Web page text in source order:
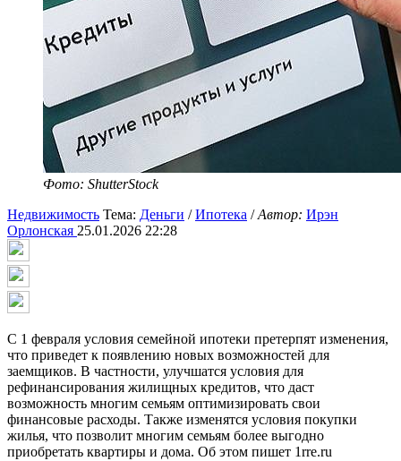
Фото: ShutterStock
Недвижимость Тема: Деньги /Ипотека /Автор: Ирэн
Орлонская 25.01.2026 22:28
С 1 февраля условия семейной ипотеки претерпят изменения,
что приведет к появлению новых возможностей для
заемщиков. В частности, улучшатся условия для
рефинансирования жилищных кредитов, что даст
возможность многим семьям оптимизировать свои
финансовые расходы. Также изменятся условия покупки
жилья, что позволит многим семьям более выгодно
приобретать квартиры и дома. Об этом пишет 1rre.ru